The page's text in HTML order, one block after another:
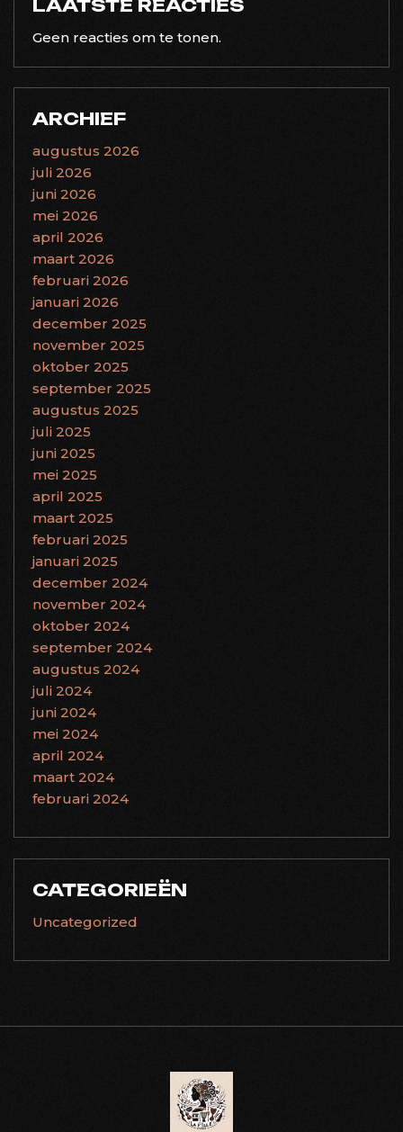
LAATSTE REACTIES
Geen reacties om te tonen.
ARCHIEF
augustus 2026
juli 2026
juni 2026
mei 2026
april 2026
maart 2026
februari 2026
januari 2026
december 2025
november 2025
oktober 2025
september 2025
augustus 2025
juli 2025
juni 2025
mei 2025
april 2025
maart 2025
februari 2025
januari 2025
december 2024
november 2024
oktober 2024
september 2024
augustus 2024
juli 2024
juni 2024
mei 2024
april 2024
maart 2024
februari 2024
CATEGORIEËN
Uncategorized